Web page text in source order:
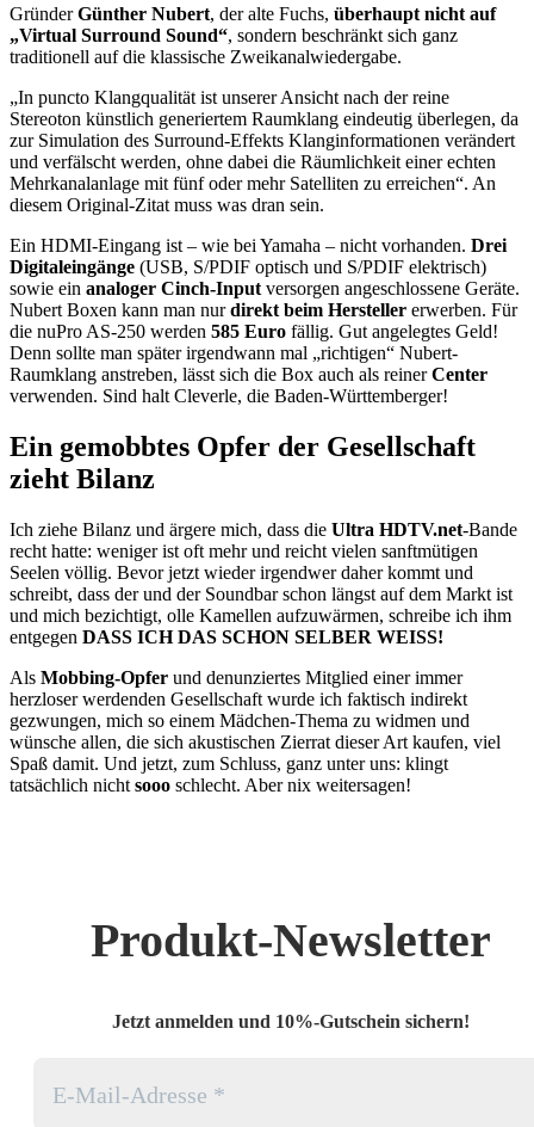
GründerGünther Nubert, der alte Fuchs, überhaupt nicht auf
„Virtual Surround Sound“, sondern beschränkt sich ganz
traditionell auf die klassische Zweikanalwiedergabe.
„In puncto Klangqualität ist unserer Ansicht nach der reine
Stereoton künstlich generiertem Raumklang eindeutig überlegen, da
zur Simulation des Surround-Effekts Klanginformationen verändert
und verfälscht werden, ohne dabei die Räumlichkeit einer echten
Mehrkanalanlage mit fünf oder mehr Satelliten zu erreichen“. An
diesem Original-Zitat muss was dran sein.
Ein HDMI-Eingang ist – wie bei Yamaha – nicht vorhanden. Drei
Digitaleingänge (USB, S/PDIF optisch und S/PDIF elektrisch)
sowie ein analoger Cinch-Input versorgen angeschlossene Geräte.
Nubert Boxen kann man nurdirekt beim Hersteller erwerben. Für
die nuPro AS-250 werden 585 Euro fällig. Gut angelegtes Geld!
Denn sollte man später irgendwann mal „richtigen“ Nubert-
Raumklang anstreben, lässt sich die Box auch als reinerCenter
verwenden. Sind halt Cleverle, die Baden-Württemberger!
Ein gemobbtes Opfer der Gesellschaft
zieht Bilanz
Ich ziehe Bilanz und ärgere mich, dass die Ultra HDTV.net-Bande
recht hatte: weniger ist oft mehr und reicht vielen sanftmütigen
Seelen völlig. Bevor jetzt wieder irgendwer daher kommt und
schreibt, dass der und der Soundbar schon längst auf dem Markt ist
und mich bezichtigt, olle Kamellen aufzuwärmen, schreibe ich ihm
entgegen DASS ICH DAS SCHON SELBER WEISS!
Als Mobbing-Opfer und denunziertes Mitglied einer immer
herzloser werdenden Gesellschaft wurde ich faktisch indirekt
gezwungen, mich so einem Mädchen-Thema zu widmen und
wünsche allen, die sich akustischen Zierrat dieser Art kaufen, viel
Spaß damit. Und jetzt, zum Schluss, ganz unter uns: klingt
tatsächlich nicht sooo schlecht. Aber nix weitersagen!
Produkt-Newsletter
Jetzt anmelden und 10%-Gutschein sichern!